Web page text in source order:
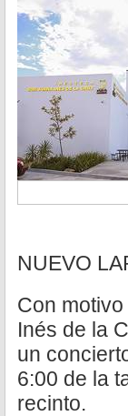
NUEVO
Con
Inés de la
un
6:00 de la
recinto.